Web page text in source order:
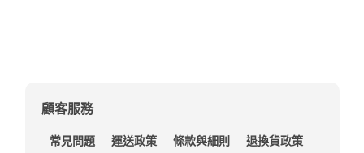
顧客服務
常見問題 運送政策 條款與細則 退換貨政策